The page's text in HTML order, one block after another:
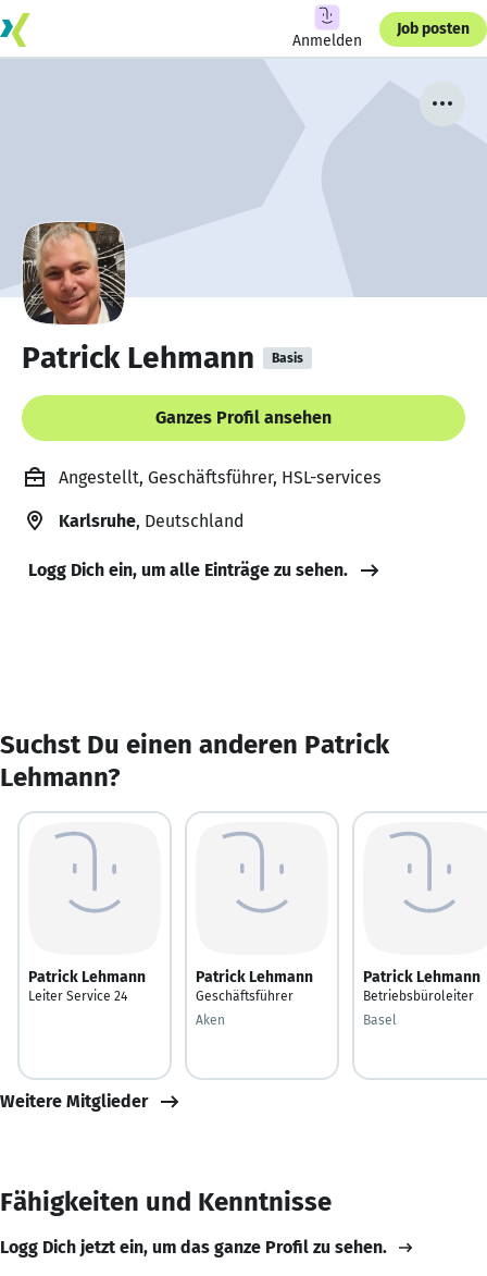
Anmelden
Job posten
Patrick Lehmann Basis
Ganzes Profil ansehen
Angestellt, Geschäftsführer, HSL-services
Karlsruhe, Deutschland
Logg Dich ein, um alle Einträge zu sehen.
Suchst Du einen anderen Patrick
Lehmann?
Patrick Lehmann
Leiter Service 24
Patrick Lehmann
Geschäftsführer
Aken
Patrick Lehmann
Betriebsbüroleiter
Basel
Weitere Mitglieder
Fähigkeiten und Kenntnisse
Logg Dich jetzt ein, um das ganze Profil zu sehen.